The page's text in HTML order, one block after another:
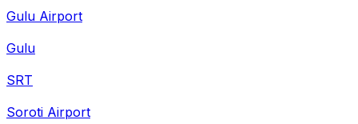
Gulu Airport
Gulu
SRT
Soroti Airport